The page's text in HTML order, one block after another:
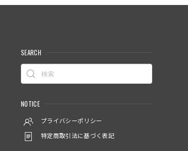
SEARCH
NOTICE
プライバシーポリシー
特定商取引法に基づく表記